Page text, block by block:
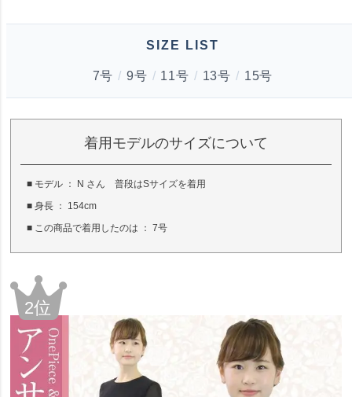
SIZE LIST
7号 / 9号 / 11号 / 13号 / 15号
着用モデルのサイズについて
■ モデル ： N さん 普段はSサイズを着用
■ 身長 ： 154cm
■ この商品で着用したのは ： 7号